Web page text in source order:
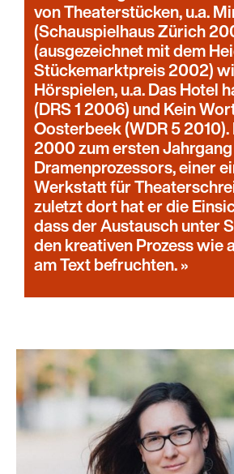
von Theaterstücken, u.a.
(Schauspielhaus Zürich
(ausgezeichnet mit dem
Stückemarktpreis 2002)
Hörspielen, u.a. Das Hotel
(DRS 1 2006) und Kein
Oosterbeek (WDR 5
2000 zum ersten
Dramenprozessors, einer
Werkstatt für
zuletzt dort hat er die
dass der Austausch unter
den kreativen Prozess wie
am Text befruchten.